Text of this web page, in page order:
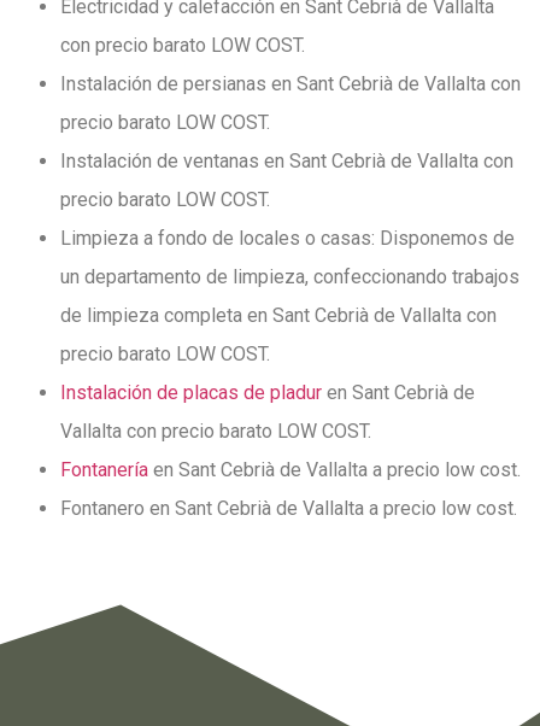
Electricidad y calefacción en Sant Cebrià de Vallalta
con precio barato LOW COST.
Instalación de persianas en Sant Cebrià de Vallalta con
precio barato LOW COST.
Instalación de ventanas en Sant Cebrià de Vallalta con
precio barato LOW COST.
Limpieza a fondo de locales o casas: Disponemos de
un departamento de limpieza, confeccionando trabajos
de limpieza completa en Sant Cebrià de Vallalta con
precio barato LOW COST.
Instalación de placas de pladur en Sant Cebrià de
Vallalta con precio barato LOW COST.
Fontanería en Sant Cebrià de Vallalta a precio low cost.
Fontanero en Sant Cebrià de Vallalta a precio low cost.